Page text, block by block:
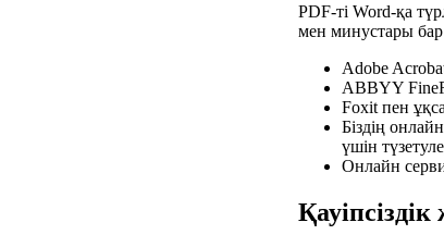
PDF-ті Word-қа
мен минустары
Adobe
ABBYY
Foxit пен
Біздің
үшін
Онлайн